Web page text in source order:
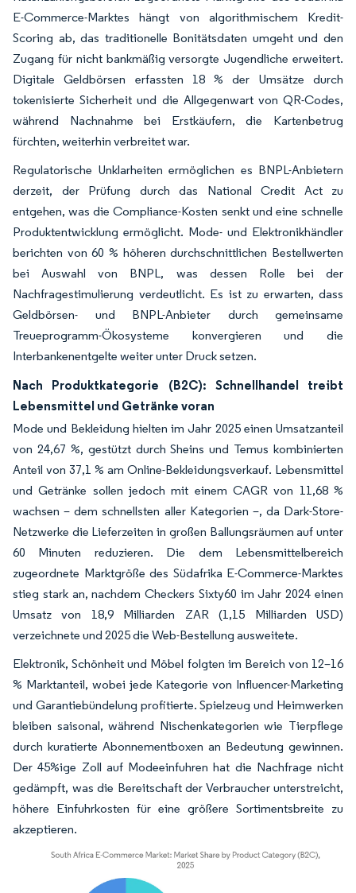
E-Commerce-Marktes hängt von algorithmischem Kredit-
Scoring ab, das traditionelle Bonitätsdaten umgeht und den
Zugang für nicht bankmäßig versorgte Jugendliche erweitert.
Digitale Geldbörsen erfassten 18 % der Umsätze durch
tokenisierte Sicherheit und die Allgegenwart von QR-Codes,
während Nachnahme bei Erstkäufern, die Kartenbetrug
fürchten, weiterhin verbreitet war.
Regulatorische Unklarheiten ermöglichen es BNPL-Anbietern
derzeit, der Prüfung durch das National Credit Act zu
entgehen, was die Compliance-Kosten senkt und eine schnelle
Produktentwicklung ermöglicht. Mode- und Elektronikhändler
berichten von 60 % höheren durchschnittlichen Bestellwerten
bei Auswahl von BNPL, was dessen Rolle bei der
Nachfragestimulierung verdeutlicht. Es ist zu erwarten, dass
Geldbörsen- und BNPL-Anbieter durch gemeinsame
Treueprogramm-Ökosysteme konvergieren und die
Interbankenentgelte weiter unter Druck setzen.
Nach Produktkategorie (B2C): Schnellhandel treibt
Lebensmittel und Getränke voran
Mode und Bekleidung hielten im Jahr 2025 einen Umsatzanteil
von 24,67 %, gestützt durch Sheins und Temus kombinierten
Anteil von 37,1 % am Online-Bekleidungsverkauf. Lebensmittel
und Getränke sollen jedoch mit einem CAGR von 11,68 %
wachsen – dem schnellsten aller Kategorien –, da Dark-Store-
Netzwerke die Lieferzeiten in großen Ballungsräumen auf unter
60 Minuten reduzieren. Die dem Lebensmittelbereich
zugeordnete Marktgröße des Südafrika E-Commerce-Marktes
stieg stark an, nachdem Checkers Sixty60 im Jahr 2024 einen
Umsatz von 18,9 Milliarden ZAR (1,15 Milliarden USD)
verzeichnete und 2025 die Web-Bestellung ausweitete.
Elektronik, Schönheit und Möbel folgten im Bereich von 12–16
% Marktanteil, wobei jede Kategorie von Influencer-Marketing
und Garantiebündelung profitierte. Spielzeug und Heimwerken
bleiben saisonal, während Nischenkategorien wie Tierpflege
durch kuratierte Abonnementboxen an Bedeutung gewinnen.
Der 45%ige Zoll auf Modeeinfuhren hat die Nachfrage nicht
gedämpft, was die Bereitschaft der Verbraucher unterstreicht,
höhere Einfuhrkosten für eine größere Sortimentsbreite zu
akzeptieren.